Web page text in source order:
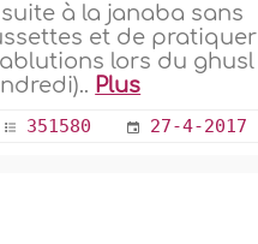
à la janaba sans
et de pratiquer
lors du ghusl
Plus
351580 27-4-2017